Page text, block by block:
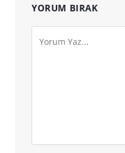
YORUM BIRAK